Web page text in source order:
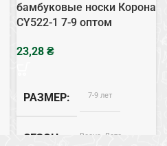
бамбуковые носки Корона
CY522-1 7-9 оптом
₴
РАЗМЕР 7-9 лет
СЕЗОН Весна, Лето